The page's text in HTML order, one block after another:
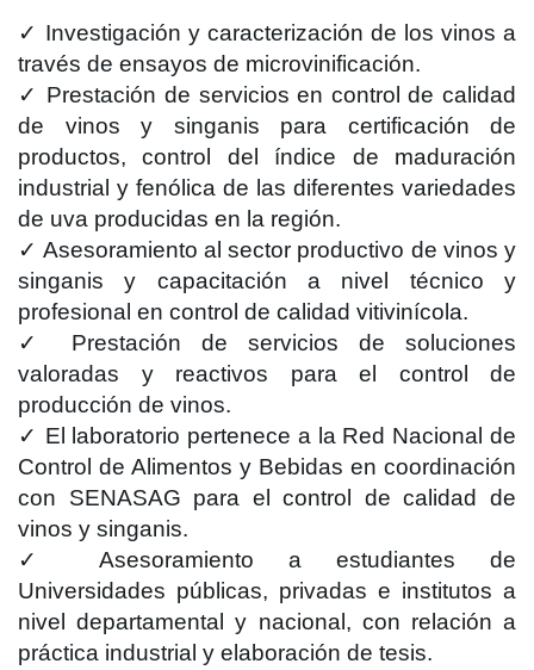
✓ Investigación y caracterización de los vinos a
través de ensayos de microvinificación.
✓ Prestación de servicios en control de calidad
de vinos y singanis para certificación de
productos, control del índice de maduración
industrial y fenólica de las diferentes variedades
de uva producidas en la región.
✓ Asesoramiento al sector productivo de vinos y
singanis y capacitación a nivel técnico y
profesional en control de calidad vitivinícola.
✓ Prestación de servicios de soluciones
valoradas y reactivos para el control de
producción de vinos.
✓ El laboratorio pertenece a la Red Nacional de
Control de Alimentos y Bebidas en coordinación
con SENASAG para el control de calidad de
vinos y singanis.
✓ Asesoramiento a estudiantes de
Universidades públicas, privadas e institutos a
nivel departamental y nacional, con relación a
práctica industrial y elaboración de tesis.